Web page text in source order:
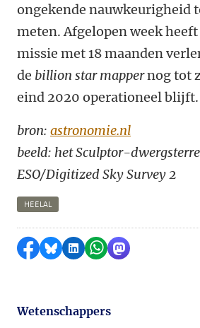
ongekende nauwkeurigheid
meten. Afgelopen week heeft
missie met 18 maanden
de billion star mappernog tot
eind 2020 operationeel blijft.
bron: astronomie.nl
beeld: het Sculptor-
ESO/Digitized Sky Survey 2
HEELAL
Delen op Facebook
Delen via Bluesky
Delen op LinkedIn
Delen via
Delen via
Wetenschappers